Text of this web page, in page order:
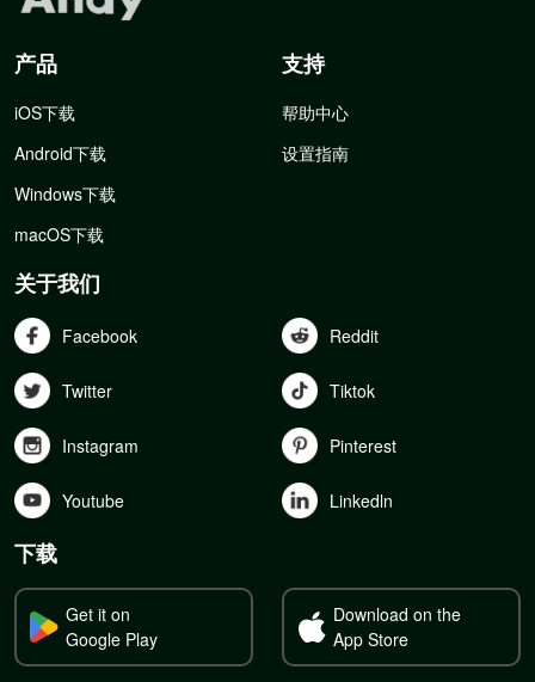
产品
iOS下载
Android下载
Windows下载
macOS下载
支持
帮助中心
设置指南
关于我们
Facebook Reddit
Twitter Tiktok
Instagram Pinterest
Youtube Linkedln
下载
Get it on
Google Play
Download on the
App Store